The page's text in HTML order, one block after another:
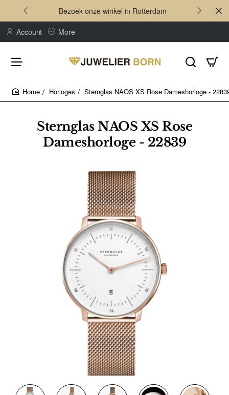
Bezoek onze winkel in Rotterdam
Account More
Sternglas NAOS XS Rose
Dameshorloge - 22839
Horloges Sternglas NAOS XS Rose Dameshorloge -
Nieuw